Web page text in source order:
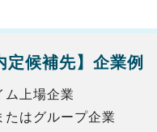
定候補先】企業例
ム上場企業
たはグループ企業